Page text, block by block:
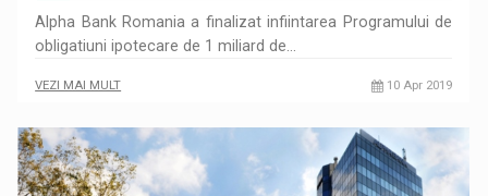
Alpha Bank Romania a finalizat infiintarea Programului de
obligatiuni ipotecare de 1 miliard de…
VEZI MAI MULT 10 Apr 2019